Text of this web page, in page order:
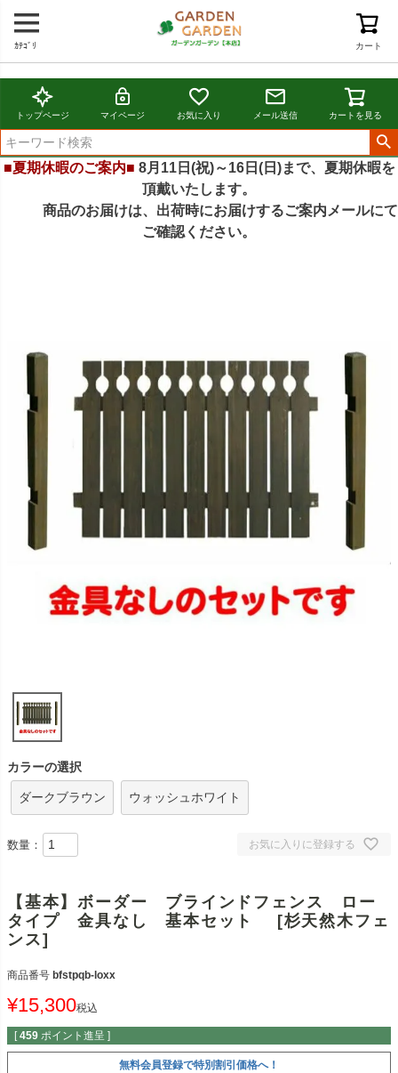
カート
ｶﾃｺﾞﾘ
トップページ マイページ お気に入り メール送信 カートを見る
■夏期休暇のご案内■ 8月11日(祝)～16日(日)まで、夏期休暇を
頂戴いたします。
商品のお届けは、出荷時にお届けするご案内メールにて
ご確認ください。
カラーの選択
ダークブラウン ウォッシュホワイト
お気に入りに登録する
数量：
【基本】ボーダー ブラインドフェンス ロー
タイプ 金具なし 基本セット [杉天然木フェ
ンス]
商品番号 bfstpqb-loxx
¥15,300税込
[ 459 ポイント進呈 ]
無料会員登録で特別割引価格へ！